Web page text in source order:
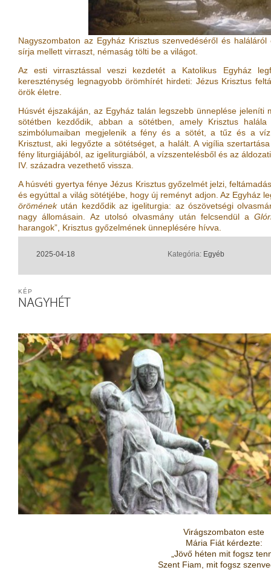
Nagyszombaton az Egyház Krisztus szenvedéséről és
sírja mellett virraszt, némaság tölti be a világot.
Az esti virrasztással veszi kezdetét a Katolikus Egyház
kereszténység legnagyobb örömhírét hirdeti: Jézus Krisztus
örök életre.
Húsvét éjszakáján, az Egyház talán legszebb ünneplése jeleníti
sötétben kezdődik, abban a sötétben, amely Krisztus
szimbólumaiban megjelenik a fény és a sötét, a tűz és a
Krisztust, aki legyőzte a sötétséget, a halált. A vigília
fény liturgiájából, az igeliturgiából, a vízszentelésből és az
IV. századra vezethető vissza.
A húsvéti gyertya fénye Jézus Krisztus győzelmét jelzi,
és egyúttal a világ sötétjébe, hogy új reményt adjon. Az Egyház
öröménekután kezdődik az igeliturgia: az ószövetségi
nagy állomásain. Az utolsó olvasmány után felcsendül a
harangok”, Krisztus győzelmének ünneplésére hívva.
2025-04-18 Kategória: Egyéb
NAGYHÉT
KÉP
Virágszombaton este
Mária Fiát kérdezte:
„Jövő héten mit fogsz
Szent Fiam, mit fogsz